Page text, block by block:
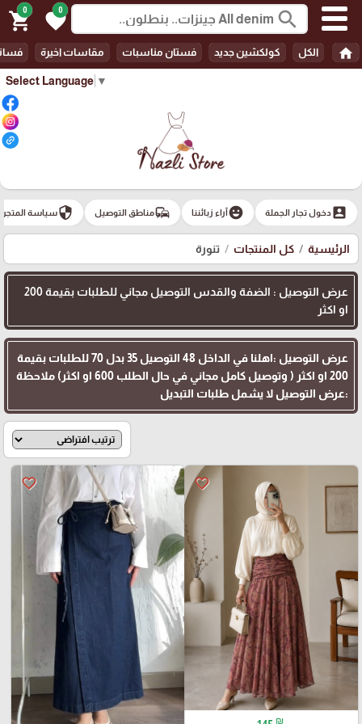
Select Language ▼
search
0
favorite
0
shopping_cart
home الكل كولكشين جديد فستان مناسبات مقاسات اخيرة
account_boxدخول تجار الجملة emoji_emotionsآراء زبائننا commuteمناطق التوصيل securityسياسة المتجر
الرئيسية كل المنتجات تنورة
عرض التوصيل : الضفة والقدس التوصيل مجاني للطلبات بقيمة 200
او اكثر
عرض التوصيل :اهلنا في الداخل 48 التوصيل 35 بدل 70 للطلبات بقيمة
200 او اكثر ( وتوصيل كامل مجاني في حال الطلب 600 او اكثر) ملاحظة
:عرض التوصيل لا يشمل طلبات التبديل
favorite_border
₪
favorite_border